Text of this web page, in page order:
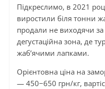
Підкреслимо, в 2021
виростили біля тонни
продали не виходячи за
дегустаційна зона, де
жаб’ячими лапками.
Орієнтовна ціна на
— 450−650 грн/кг,